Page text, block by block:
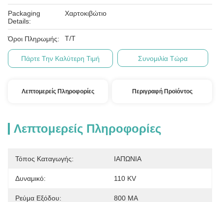
Packaging
Details:
Χαρτοκιβώτιο
Όροι Πληρωμής: T/T
Πάρτε Την Καλύτερη Τιμή Συνομιλία Τώρα
Λεπτομερείς Πληροφορίες Περιγραφή Προϊόντος
Λεπτομερείς Πληροφορίες
Τόπος Καταγωγής: ΙΑΠΩΝΙΑ
Δυναμικό: 110 KV
Ρεύμα Εξόδου: 800 ΜA